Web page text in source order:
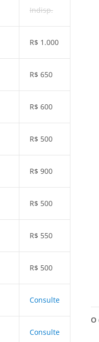
Indisp.
R$ 1.000
R$ 650
R$ 600
R$ 500
R$ 900
R$ 500
R$ 550
R$ 500
Consulte
Consulte
O